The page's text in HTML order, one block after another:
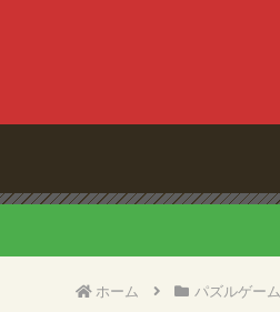
ホーム パズルゲーム